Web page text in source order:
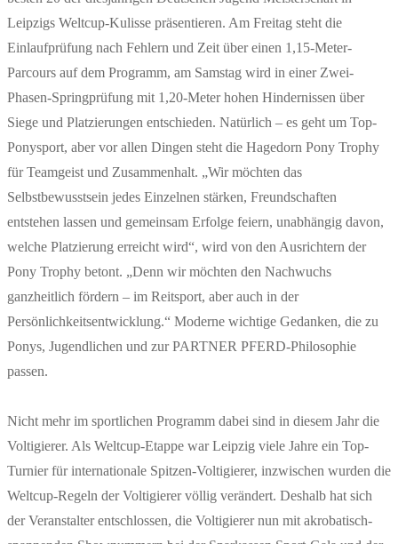
Leipzigs Weltcup-Kulisse präsentieren. Am Freitag steht die
Einlaufprüfung nach Fehlern und Zeit über einen 1,15-Meter-
Parcours auf dem Programm, am Samstag wird in einer Zwei-
Phasen-Springprüfung mit 1,20-Meter hohen Hindernissen über
Siege und Platzierungen entschieden. Natürlich – es geht um Top-
Ponysport, aber vor allen Dingen steht die Hagedorn Pony Trophy
für Teamgeist und Zusammenhalt. „Wir möchten das
Selbstbewusstsein jedes Einzelnen stärken, Freundschaften
entstehen lassen und gemeinsam Erfolge feiern, unabhängig davon,
welche Platzierung erreicht wird“, wird von den Ausrichtern der
Pony Trophy betont. „Denn wir möchten den Nachwuchs
ganzheitlich fördern – im Reitsport, aber auch in der
Persönlichkeitsentwicklung.“ Moderne wichtige Gedanken, die zu
Ponys, Jugendlichen und zur PARTNER PFERD-Philosophie
passen.
Nicht mehr im sportlichen Programm dabei sind in diesem Jahr die
Voltigierer. Als Weltcup-Etappe war Leipzig viele Jahre ein Top-
Turnier für internationale Spitzen-Voltigierer, inzwischen wurden die
Weltcup-Regeln der Voltigierer völlig verändert. Deshalb hat sich
der Veranstalter entschlossen, die Voltigierer nun mit akrobatisch-